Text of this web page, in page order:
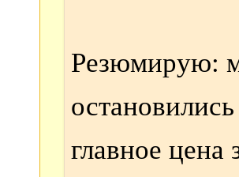
Резюмирую:
главное цена